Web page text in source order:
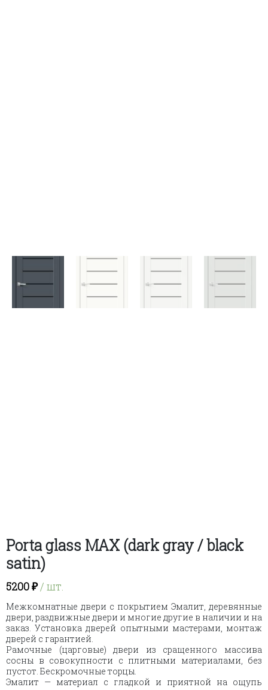
Porta glass MAX (dark gray / black
satin)
5200₽/ шт.
Межкомнатные двери с покрытием Эмалит, деревянные
двери, раздвижные двери и многие другие в наличии и на
заказ. Установка дверей опытными мастерами, монтаж
дверей с гарантией.
Рамочные (царговые) двери из сращенного массива
сосны в совокупности с плитными материалами, без
пустот. Бескромочные торцы.
Эмалит — материал с гладкой и приятной на ощупь